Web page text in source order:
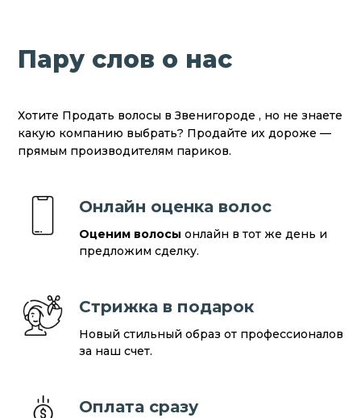
Пару слов о нас
Хотите Продать волосы в Звенигороде , но не знаете
какую компанию выбрать? Продайте их дороже —
прямым производителям париков.
Онлайн оценка волос
Оценим волосы онлайн в тот же день и
предложим сделку.
Стрижка в подарок
Новый стильный образ от профессионалов
за наш счет.
Оплата сразу